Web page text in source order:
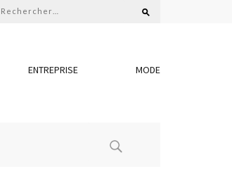
Rechercher :
ENTREPRISE MODE